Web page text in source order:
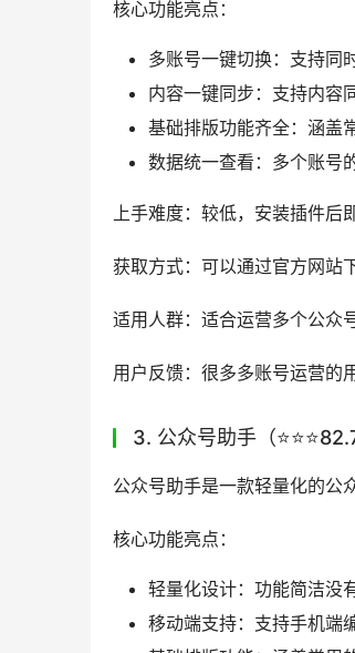
附加实用功能：还有获客
上手难度：极低，新手无需
获取方式：你可以前往 壹伴官
运营需要丰富版式和数据参考
用户反馈：大量用户表示使用
备工具。
2. 新媒体管家（
新媒体管家是一款主打多账号
核心功能亮点：
多账号一键切换：支持同
基础排版功能齐全：涵盖
数据统一查看：多个账号